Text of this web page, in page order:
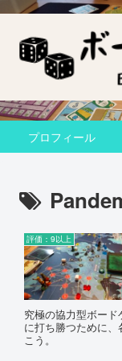
プロフィール
評価：9以上
究極の協力型ボー
に打ち勝つために
こう。